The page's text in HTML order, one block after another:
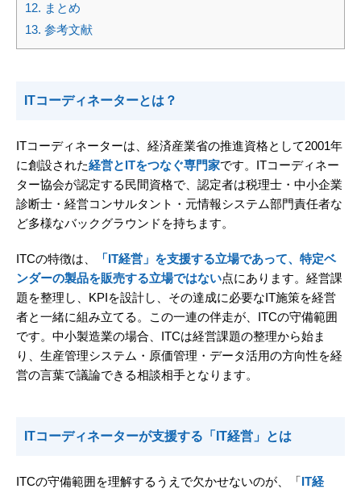
12. まとめ
13. 参考文献
ITコーディネーターとは？
ITコーディネーターは、経済産業省の推進資格として2001年
に創設された経営とITをつなぐ専門家です。ITコーディネー
ター協会が認定する民間資格で、認定者は税理士・中小企業
診断士・経営コンサルタント・元情報システム部門責任者な
ど多様なバックグラウンドを持ちます。
ITCの特徴は、
「IT経営」を支援する立場であって、特定ベ
ンダーの製品を販売する立場ではない点にあります。経営課
題を整理し、KPIを設計し、その達成に必要なIT施策を経営
者と一緒に組み立てる。この一連の伴走が、ITCの守備範囲
です。中小製造業の場合、ITCは経営課題の整理から始ま
り、生産管理システム・原価管理・データ活用の方向性を経
営の言葉で議論できる相談相手となります。
ITコーディネーターが支援する「IT経営」とは
ITCの守備範囲を理解するうえで欠かせないのが、「IT経